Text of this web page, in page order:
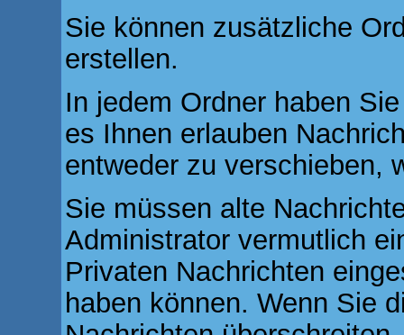
Sie können zusätzliche
erstellen.
In jedem Ordner haben
es Ihnen erlauben
entweder zu verschieben,
Sie müssen alte
Administrator vermutlich
Privaten Nachrichten
haben können. Wenn Sie